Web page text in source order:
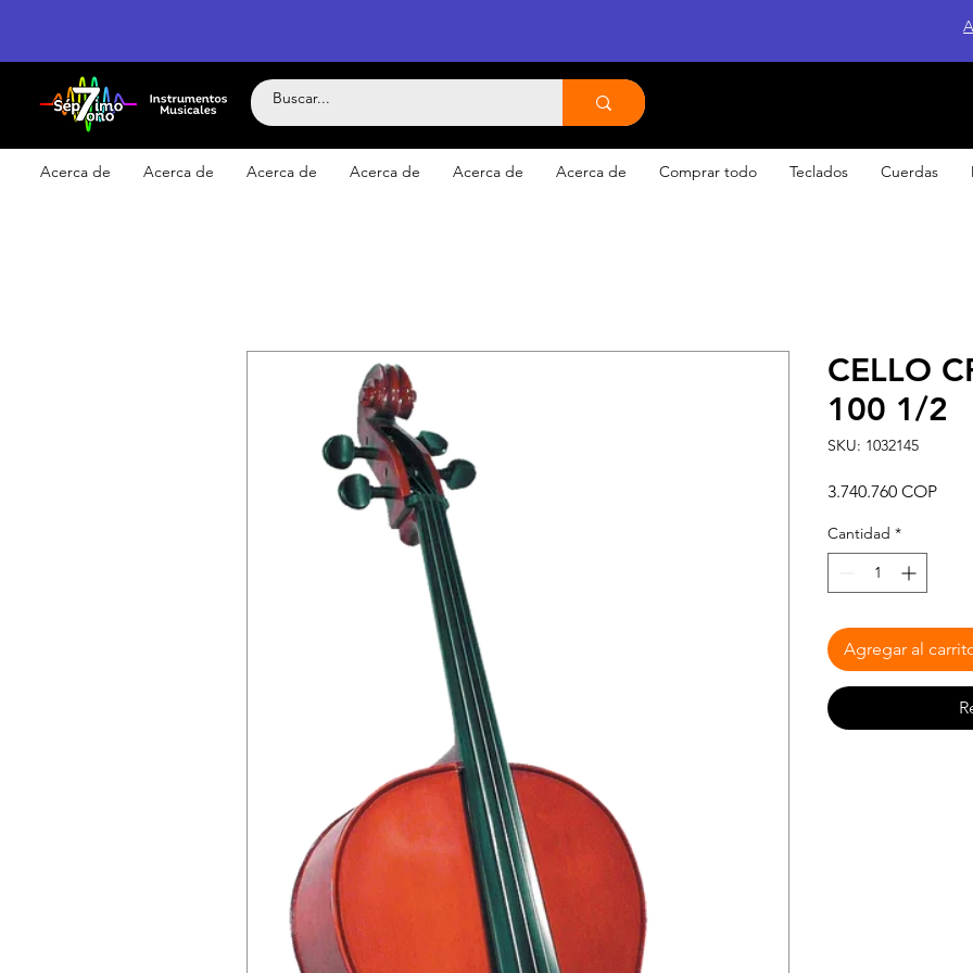
Acerca de Acerca de Acerca de Acerca de Acerca de Acerca de Comprar todo Teclados Cuerdas
CELLO
100 1/2
SKU: 1032145
3.740.760 COP
Cantidad *
Agregar al